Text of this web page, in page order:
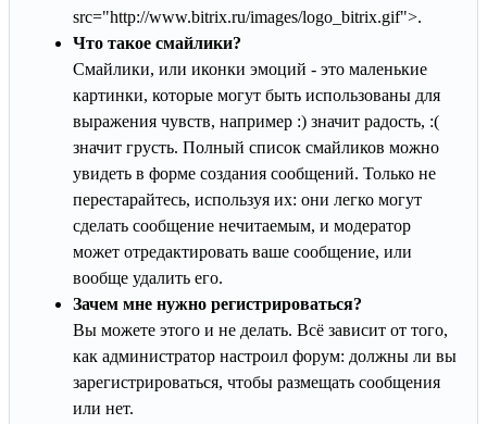
src="http://www.bitrix.ru/images/logo_bitrix.gif">.
Что такое смайлики?
Смайлики, или иконки эмоций - это маленькие
картинки, которые могут быть использованы для
выражения чувств, например :) значит радость, :(
значит грусть. Полный список смайликов можно
увидеть в форме создания сообщений. Только не
перестарайтесь, используя их: они легко могут
сделать сообщение нечитаемым, и модератор
может отредактировать ваше сообщение, или
вообще удалить его.
Зачем мне нужно регистрироваться?
Вы можете этого и не делать. Всё зависит от того,
как администратор настроил форум: должны ли вы
зарегистрироваться, чтобы размещать сообщения
или нет.